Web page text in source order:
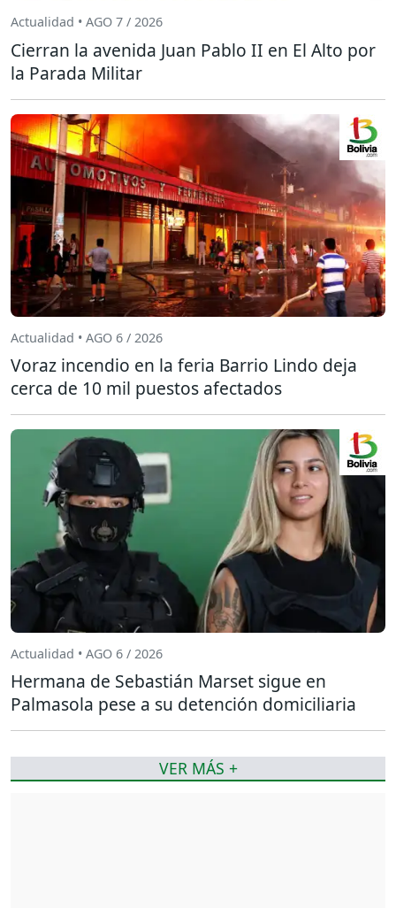
Actualidad • AGO 7 / 2026
Cierran la avenida Juan Pablo II en El Alto por
la Parada Militar
Actualidad • AGO 6 / 2026
Voraz incendio en la feria Barrio Lindo deja
cerca de 10 mil puestos afectados
Actualidad • AGO 6 / 2026
Hermana de Sebastián Marset sigue en
Palmasola pese a su detención domiciliaria
VER MÁS +